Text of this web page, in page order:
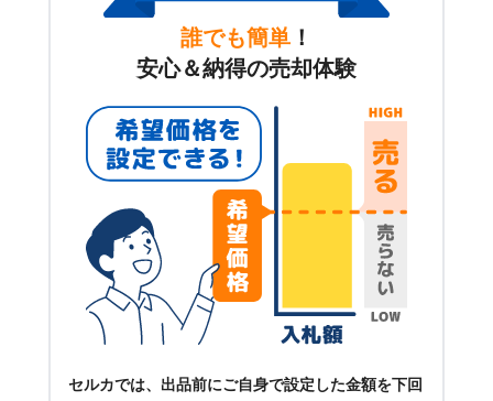
誰でも簡単 ！
安心＆納得の売却体験
セルカでは、出品前にご自身で設定した金額を下回